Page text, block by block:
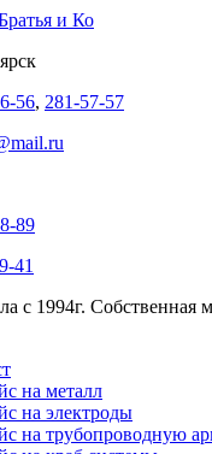
56, 281-57-57
89
41
с 1994г. Собственная
на металл
на электроды
на трубопроводную